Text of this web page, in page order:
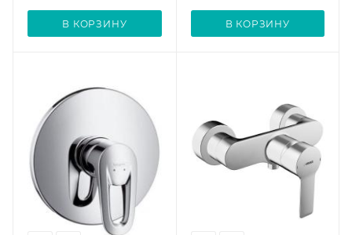
В КОРЗИНУ В КОРЗИНУ